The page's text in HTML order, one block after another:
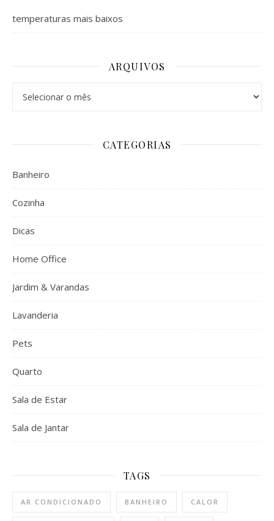
temperaturas mais baixos
ARQUIVOS
CATEGORIAS
Banheiro
Cozinha
Dicas
Home Office
Jardim & Varandas
Lavanderia
Pets
Quarto
Sala de Estar
Sala de Jantar
TAGS
AR CONDICIONADO BANHEIRO CALOR